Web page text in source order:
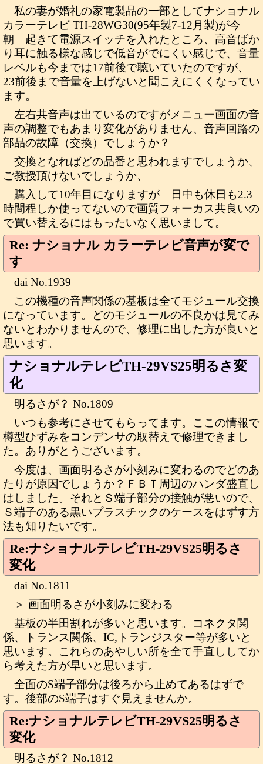
私の妻が婚礼の家電製品の一部としてナショナル
カラーテレビ TH-28WG30(95年製7-12月製)が今
朝 起きて電源スイッチを入れたところ、高音ばか
り耳に触る様な感じで低音がでにくい感じで、音量
レベルも今までは17前後で聴いていたのですが、
23前後まで音量を上げないと聞こえにくくなってい
ます。
左右共音声は出ているのですがメニュー画面の音
声の調整でもあまり変化がありません、音声回路の
部品の故障（交換）でしょうか？
交換となればどの品番と思われますでしょうか、
ご教授頂けないでしょうか、
購入して10年目になりますが 日中も休日も2.3
時間程しか使ってないので画質フォーカス共良いの
で買い替えるにはもったいなく思いまして。
Re: ナショナル カラーテレビ音声が変で
す
dai No.1939
この機種の音声関係の基板は全てモジュール交換
になっています。どのモジュールの不良かは見てみ
ないとわかりませんので、修理に出した方が良いと
思います。
ナショナルテレビTH-29VS25明るさ変
化
明るさが？ No.1809
いつも参考にさせてもらってます。ここの情報で
樽型ひずみをコンデンサの取替えで修理できまし
た。ありがとうございます。
今度は、画面明るさが小刻みに変わるのでどのあ
たりが原因でしょうか？ＦＢＴ周辺のハンダ盛直し
はしました。それとＳ端子部分の接触が悪いので、
Ｓ端子のある黒いプラスチックのケースをはずす方
法も知りたいです。
Re:ナショナルテレビTH-29VS25明るさ
変化
dai No.1811
＞ 画面明るさが小刻みに変わる
基板の半田割れが多いと思います。コネクタ関
係、トランス関係、IC,トランジスター等が多いと
思います。これらのあやしい所を全て手直ししてか
ら考えた方が早いと思います。
全面のS端子部分は後ろから止めてあるはずで
す。後部のS端子はすぐ見えませんか。
Re:ナショナルテレビTH-29VS25明るさ
変化
明るさが？ No.1812